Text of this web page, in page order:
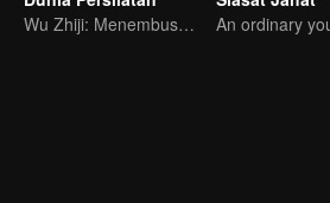
Wu Zhiji: Menembus Langit, Mengguncang Bumi